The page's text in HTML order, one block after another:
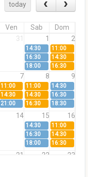
today
Ven Sab
Dom
31 1 2
14:30
11:00
16:30
14:30
18:00
16:30
7 8 9
11:00 11:00
14:30
14:30 14:30
16:30
21:00 16:30 18:30
14 15 16
14:30
11:00
16:30
14:30
18:00 16:30
21 22 23